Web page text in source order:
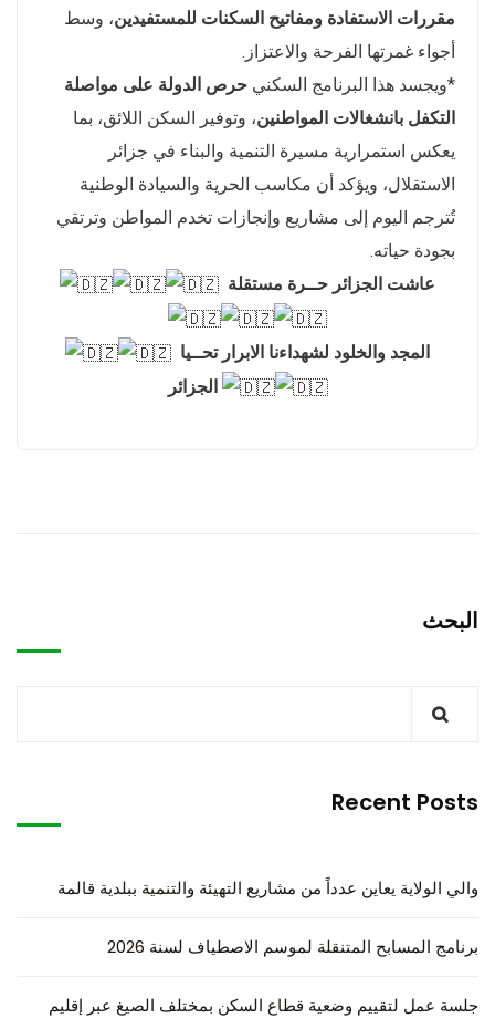
مقررات الاستفادة ومفاتيح السكنات للمستفيدين، وسط
أجواء غمرتها الفرحة والاعتزاز.
*ويجسد هذا البرنامج السكني حرص الدولة على مواصلة
التكفل بانشغالات المواطنين، وتوفير السكن اللائق، بما
يعكس استمرارية مسيرة التنمية والبناء في جزائر
الاستقلال، ويؤكد أن مكاسب الحرية والسيادة الوطنية
تُترجم اليوم إلى مشاريع وإنجازات تخدم المواطن وترتقي
بجودة حياته.
عاشت الجزائر حــرة مستقلة
المجد والخلود لشهداءنا الابرار تحــيا
البحث
Recent Posts
والي الولاية يعاين عدداً من مشاريع التهيئة والتنمية ببلدية قالمة
برنامج المسابح المتنقلة لموسم الاصطياف لسنة 2026
جلسة عمل لتقييم وضعية قطاع السكن بمختلف الصيغ عبر إقليم